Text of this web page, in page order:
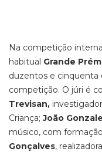
Na competição
habitual Grande
duzentos e
competição. O júri é
Trevisan,
Criança;João
músico, com
Gonçalves, realizadora